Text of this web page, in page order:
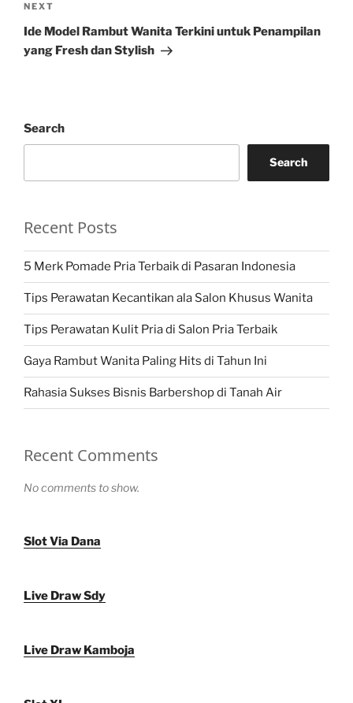
Next
Post
NEXT
Ide Model Rambut Wanita Terkini untuk Penampilan
yang Fresh dan Stylish
Search
Search
Recent Posts
5 Merk Pomade Pria Terbaik di Pasaran Indonesia
Tips Perawatan Kecantikan ala Salon Khusus Wanita
Tips Perawatan Kulit Pria di Salon Pria Terbaik
Gaya Rambut Wanita Paling Hits di Tahun Ini
Rahasia Sukses Bisnis Barbershop di Tanah Air
Recent Comments
No comments to show.
Slot Via Dana
Live Draw Sdy
Live Draw Kamboja